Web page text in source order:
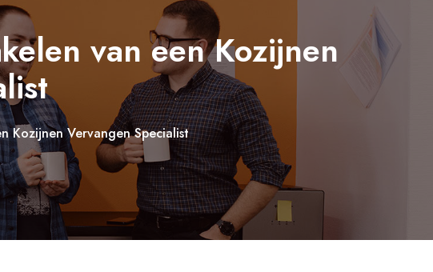
van een Kozijnen
Kozijnen Vervangen Specialist